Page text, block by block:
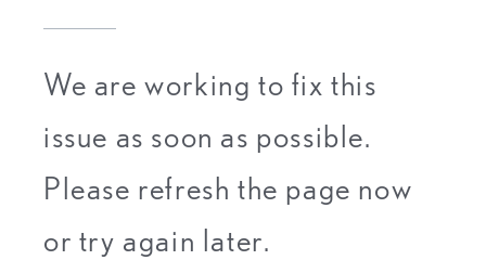
We are working to fix this
issue as soon as possible.
Please refresh the page now
or try again later.